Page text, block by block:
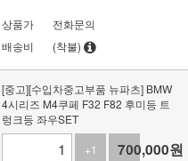
상품가
전화문의
배송비
(착불)
[중고][수입차중고부품 뉴파츠] BMW
4시리즈 M4쿠페 F32 F82 후미등 트
렁크등 좌우SET
+1
-1
700,000원